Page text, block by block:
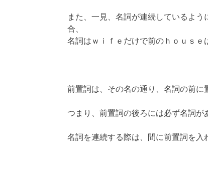
また、一見、名詞が連続しているよ
合、
名詞はｗｉｆｅだけで前のｈｏｕｓｅ
前置詞は、その名の通り、名詞の前に
つまり、前置詞の後ろには必ず名詞が
名詞を連続する際は、間に前置詞を入